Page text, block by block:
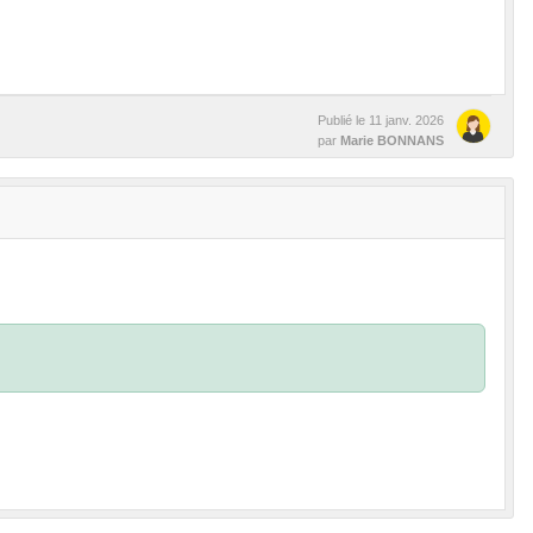
Publié le 11 janv. 2026
par Marie BONNANS